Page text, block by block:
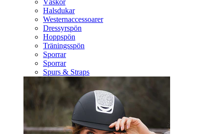
Väskor
Halsdukar
Westernaccessoarer
Dressyrspön
Hoppspön
Träningsspön
Sporrar
Sporrar
Spurs & Straps